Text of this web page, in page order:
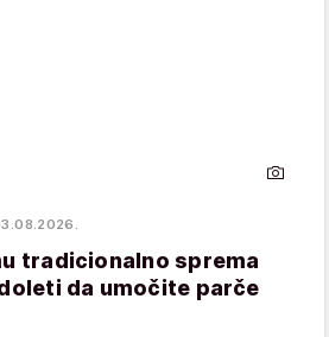
tradicionalno sprema
da umočite parče